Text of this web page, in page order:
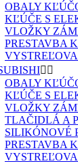
OBALY
KĽÚČE S
VLOŽKY
PRESTAVBA
 
OBALY
KĽÚČE S
VLOŽKY
TLAČIDLÁ A
SILIKÓNOVÉ
PRESTAVBA